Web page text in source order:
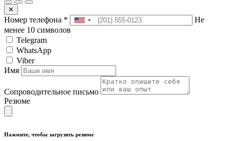
✕
Номер телефона *
Не
менее 10 символов
Telegram
WhatsApp
Viber
Имя
Сопроводительное письмо
Резюме
Нажмите, чтобы загрузить резюме